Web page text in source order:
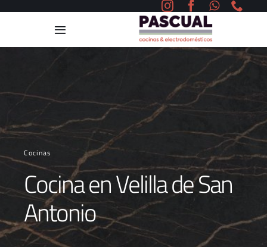
Toggle
Navigation
Cocinas
Proyectos
Servicios
Blog
Cocinas
Cocina en Velilla de San
Antonio